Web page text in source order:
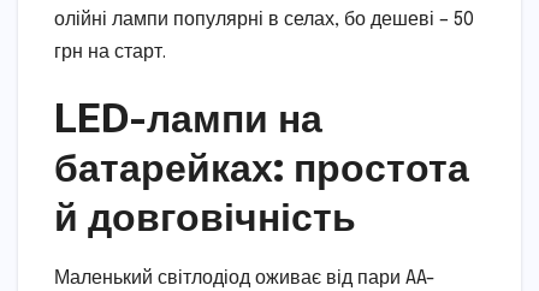
олійні лампи популярні в селах, бо дешеві – 50
грн на старт.
LED-лампи на
батарейках: простота
й довговічність
Маленький світлодіод оживає від пари AA-